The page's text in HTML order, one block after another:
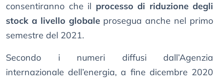
consentiranno che il processo di riduzione degli
stock a livello globale prosegua anche nel primo
semestre del 2021.
Secondo i numeri diffusi dall’Agenzia
internazionale dell’energia, a fine dicembre 2020